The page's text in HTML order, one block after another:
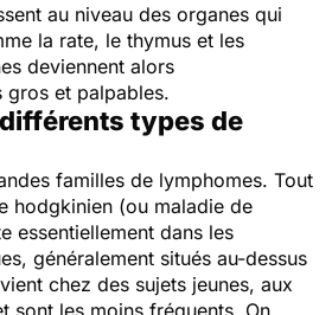
au niveau des organes qui
la rate, le thymus et les
deviennent alors
gros et palpables.
types de
familles de lymphomes. Tout
hodgkinien (ou maladie de
essentiellement dans les
généralement situés au-dessus
chez des sujets jeunes, aux